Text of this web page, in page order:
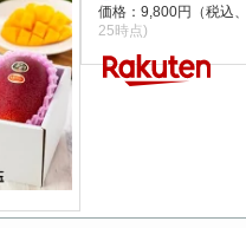
価格：9,800円（税込
25時点)